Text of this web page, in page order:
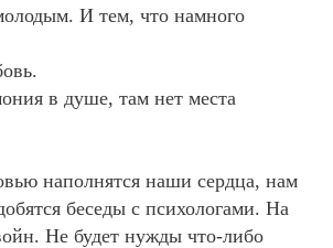
И тем, что намного
в душе, там нет места
наполнятся наши сердца, нам
беседы с психологами. На
Не будет нужды что-либо